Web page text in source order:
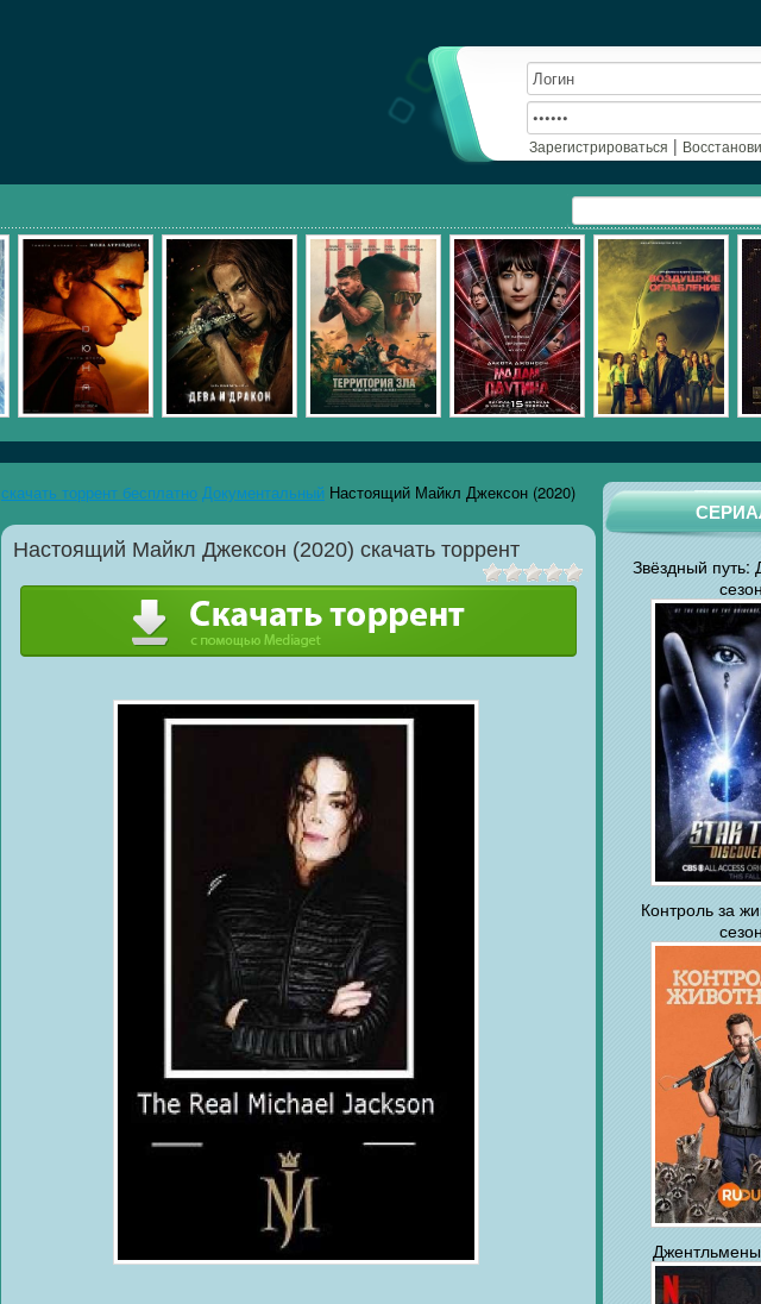
Зарегистрироваться |
Звёздный путь:
Контроль за
скачать торрент бесплатно Документальный Настоящий Майкл Джексон (2020)
Настоящий Майкл Джексон (2020) скачать торрент